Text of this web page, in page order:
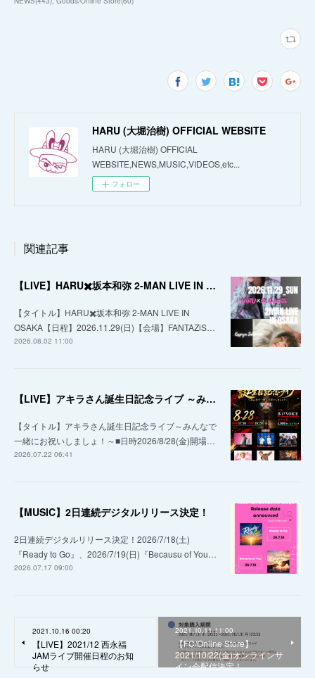
HARU (大堀治樹) OFFICIAL WEBSITE
HARU (大堀治樹) OFFICIAL
WEBSITE,NEWS,MUSIC,VIDEOS,etc...
フォロー
関連記事
【LIVE】HARU✖️坂本和弥 2-MAN LIVE IN OSAKA
【タイトル】HARU✖️坂本和弥 2-MAN LIVE IN
OSAKA【日程】2026.11.29(日)【会場】FANTAZiS…
2026.08.02 11:00
【LIVE】アキラさん誕生日記念ライブ ～みんなで一緒にお祝いしましょ！～
【タイトル】アキラさん誕生日記念ライブ～みんなで
一緒にお祝いしましょ！～■日時2026/8/28(金)開場…
2026.07.22 06:41
【MUSIC】2日連続デジタルリリース決定！
2日連続デジタルリリース決定！2026/7/18(土)
『Ready to Go』、2026/7/19(日)『Becausu of You…
2026.07.17 09:00
2021.10.16 00:20
【LIVE】2021/12 西永福
JAMライブ開催日程のお知
らせ
2021.10.11 11:00
【FC/Online Store】
2021/10/22(金)オンラインサ
イン会配信決定！